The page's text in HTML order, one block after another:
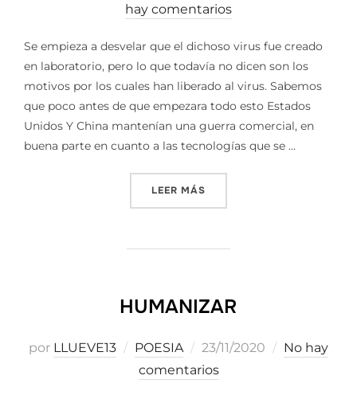
el
hay comentarios
Se empieza a desvelar que el dichoso virus fue creado
en laboratorio, pero lo que todavía no dicen son los
motivos por los cuales han liberado al virus. Sabemos
que poco antes de que empezara todo esto Estados
Unidos Y China mantenían una guerra comercial, en
buena parte en cuanto a las tecnologías que se …
LEER MÁS
HUMANIZAR
por LLUEVE13 POESIA
Publicado
el
23/11/2020
No hay
comentarios